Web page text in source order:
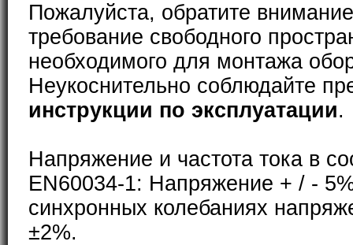
Пожалуйста, обратите
требование свободного
необходимого для монтажа
Неукоснительно соблюдайте
инструкции по эксплуатации.
Напряжение и частота тока в
EN60034-1: Напряжение + / -
синхронных колебаниях
±2%.